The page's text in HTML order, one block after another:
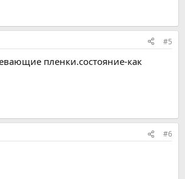
#5
пленки.состояние-как
#6